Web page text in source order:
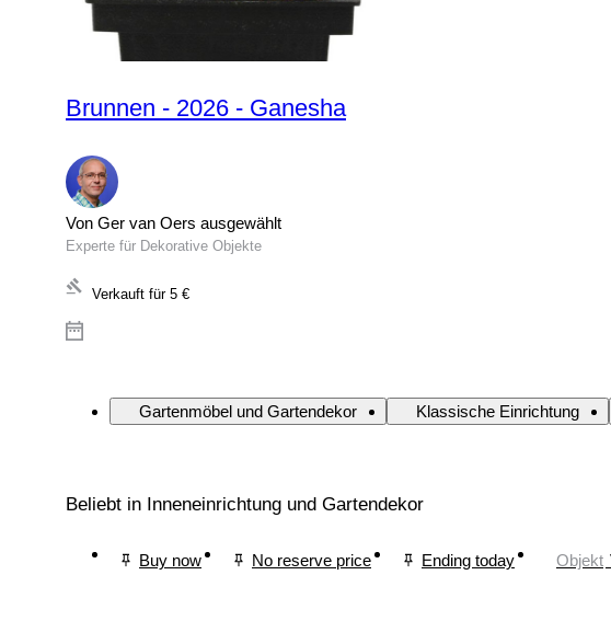
Brunnen - 2026 - Ganesha
Von Ger van Oers ausgewählt
Experte für Dekorative Objekte
Verkauft für 5 €
Gartenmöbel und Gartendekor Klassische Einrichtung
Beliebt in Inneneinrichtung und Gartendekor
Buy now No reserve price Ending today Objekt